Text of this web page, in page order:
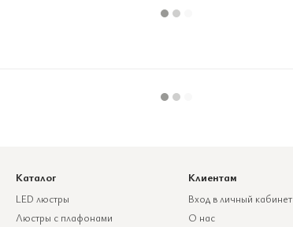
Каталог
LED люстры
Люстры с плафонами
Клиентам
Вход в личный кабинет
О нас